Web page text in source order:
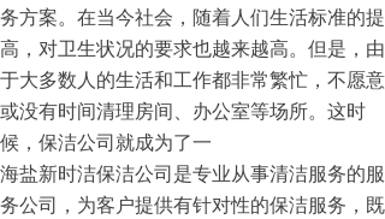
务方案。在当今社会，随着人们生活标准的提
高，对卫生状况的要求也越来越高。但是，由
于大多数人的生活和工作都非常繁忙，不愿意
或没有时间清理房间、办公室等场所。这时
候，保洁公司就成为了一
海盐新时洁保洁公司是专业从事清洁服务的服
务公司，为客户提供有针对性的保洁服务，既